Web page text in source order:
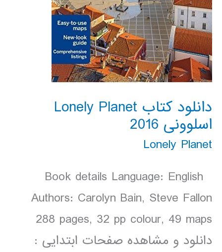
دانلود کتاب Lonely Planet
اسلوونی 2016
Lonely Planet
Book details Language: English
Authors: Carolyn Bain, Steve Fallon
288 pages, 32 pp colour, 49 maps
دانلود و مشاهده صفحات ابتدایی :